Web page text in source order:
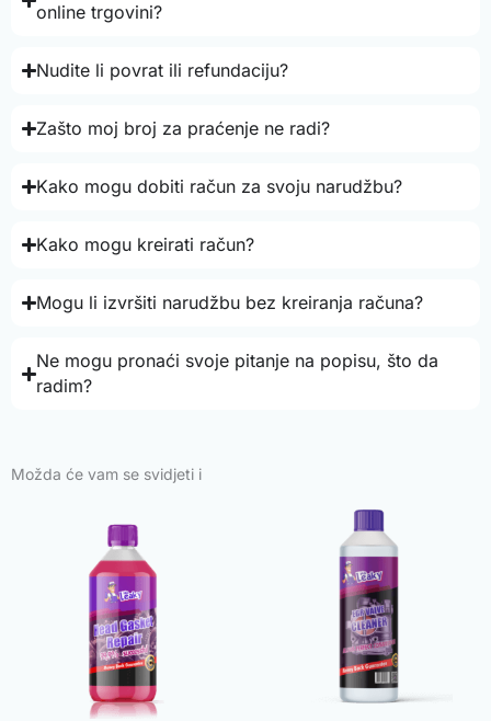
online trgovini?
Nudite li povrat ili refundaciju?
Zašto moj broj za praćenje ne radi?
Kako mogu dobiti račun za svoju narudžbu?
Kako mogu kreirati račun?
Mogu li izvršiti narudžbu bez kreiranja računa?
Ne mogu pronaći svoje pitanje na popisu, što da
radim?
Možda će vam se svidjeti i